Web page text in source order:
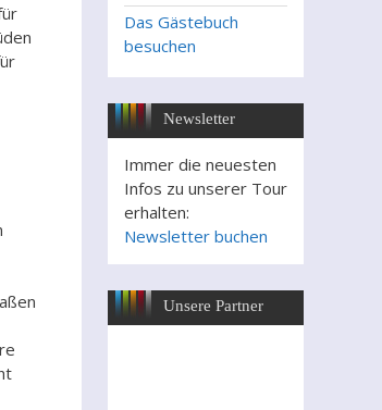
Das Gästebuch
besuchen
Newsletter
Immer die neuesten
Infos zu unserer Tour
erhalten:
Newsletter buchen
Unsere Partner